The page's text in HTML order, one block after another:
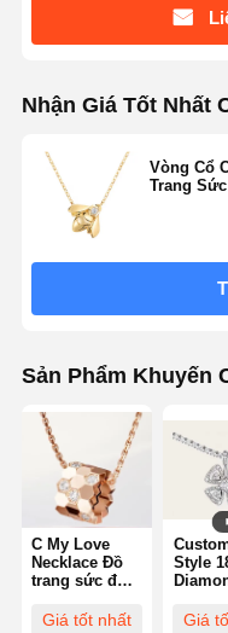
Nhận Giá Tốt Nhất
Vòng Cổ
Trang
Sản Phẩm Khuyến
C My Love
Necklace Đồ
trang sức đẹp
thương hiệu
Giá tốt nhất
Style
Giá